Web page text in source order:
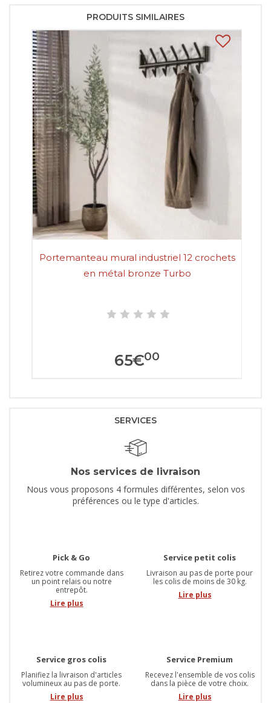
PRODUITS SIMILAIRES
Portemanteau mural industriel 12 crochets
en métal bronze Turbo
65€00
SERVICES
Nos services de livraison
Nous vous proposons 4 formules différentes, selon vos
préférences ou le type d'articles.
Pick & Go
Retirez votre commande dans
un point relais ou notre
entrepôt.
Lire plus
Service petit colis
Livraison au pas de porte pour
les colis de moins de 30 kg.
Lire plus
Service gros colis
Planifiez la livraison d'articles
volumineux au pas de porte.
Lire plus
Service Premium
Recevez l'ensemble de vos colis
dans la pièce de votre choix.
Lire plus